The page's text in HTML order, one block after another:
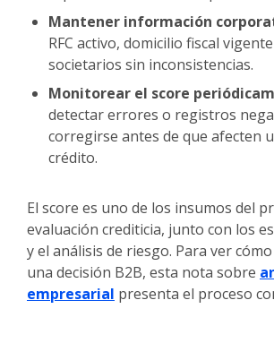
Mantener información
RFC activo, domicilio fiscal
societarios sin inconsistencias.
Monitorear el score
detectar errores o registros
corregirse antes de que afecten
crédito.
El score es uno de los insumos del
evaluación crediticia, junto con los
y el análisis de riesgo. Para ver
una decisión B2B, esta nota sobre
empresarial presenta el proceso